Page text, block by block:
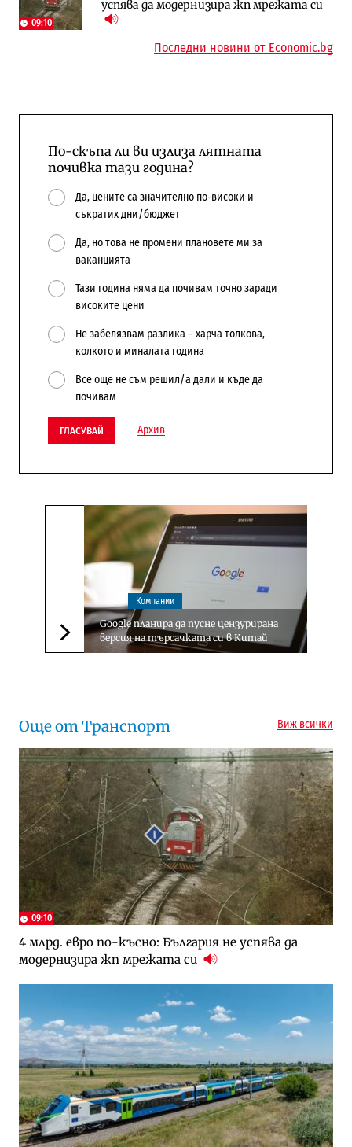
09:10
успява да модернизира жп мрежата си
поръчки?
Последни новини от Economic.bg
По-скъпа ли ви излиза лятната
почивка тази година?
Да, цените са значително по-високи и
съкратих дни/бюджет
Да, но това не промени плановете ми за
ваканцията
Тази година няма да почивам точно заради
високите цени
Не забелязвам разлика – харча толкова,
колкото и миналата година
Все още не съм решил/а дали и къде да
почивам
ГЛАСУВАЙ Архив
Следваща новина
Компании
Google планира да пусне цензурирана
версия на търсачката си в Китай
Още от Транспорт Виж всички
09:10
4 млрд. евро по-късно: България не успява да
модернизира жп мрежата си